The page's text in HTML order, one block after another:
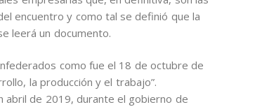
encuentro y como tal se definió que la
leerá un documento.
como fue el 18 de octubre de
la producción y el trabajo”.
abril de 2019, durante el gobierno de